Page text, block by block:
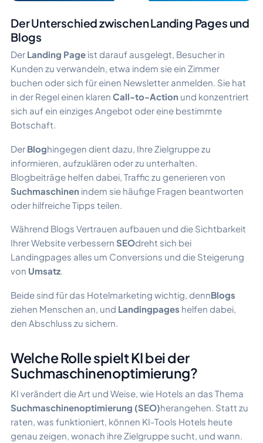
Der Unterschied zwischen Landing Pages und
Blogs
Der Landing Page ist darauf ausgelegt, Besucher in
Kunden zu verwandeln, etwa indem sie ein Zimmer
buchen oder sich für einen Newsletter anmelden. Sie hat
in der Regel einen klaren Call-to-Action und konzentriert
sich auf ein einziges Angebot oder eine bestimmte
Botschaft.
Der Bloghingegen dient dazu, Ihre Zielgruppe zu
informieren, aufzuklären oder zu unterhalten.
Blogbeiträge helfen dabei, Traffic zu generieren von
Suchmaschinen indem sie häufige Fragen beantworten
oder hilfreiche Tipps teilen.
Während Blogs Vertrauen aufbauen und die Sichtbarkeit
Ihrer Website verbessern SEOdreht sich bei
Landingpages alles um Conversions und die Steigerung
von Umsatz.
Beide sind für das Hotelmarketing wichtig, dennBlogs
ziehen Menschen an, und Landingpages helfen dabei,
den Abschluss zu sichern.
Welche Rolle spielt KI bei der
Suchmaschinenoptimierung?
KI verändert die Art und Weise, wie Hotels an das Thema
Suchmaschinenoptimierung (SEO)herangehen. Statt zu
raten, was funktioniert, können KI-Tools Hotels heute
genau zeigen, wonach ihre Zielgruppe sucht, und wann.